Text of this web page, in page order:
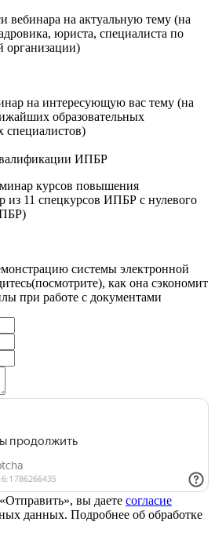
вебинара на актуальную тему (на
юриста, специалиста по
организации)
на интересующую вас тему (на
образовательных
специалистов)
ИПБР
курсов повышения
из 11 спецкурсов ИПБР с нулевого
системы электронной
как она сэкономит
при работе с документами
вы даете согласие
данных. Подробнее об обработке